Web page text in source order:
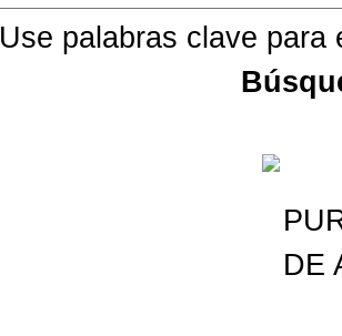
Use palabras clave para